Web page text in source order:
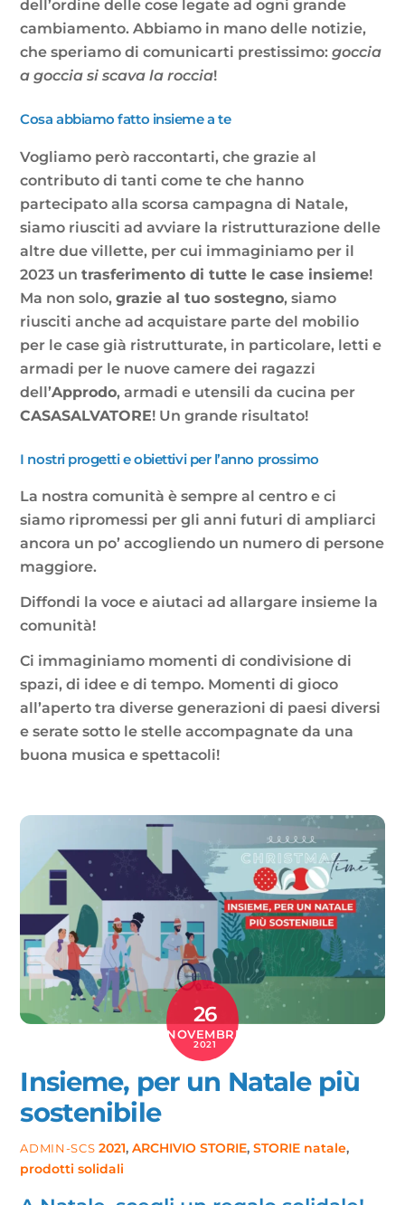
dell’ordine delle cose legate ad ogni grande
cambiamento. Abbiamo in mano delle notizie,
che speriamo di comunicarti prestissimo:goccia
a goccia si scava la roccia!
Cosa abbiamo fatto insieme a te
Vogliamo però raccontarti, che grazie al
contributo di tanti come te che hanno
partecipato alla scorsa campagna di Natale,
siamo riusciti ad avviare la ristrutturazione delle
altre due villette, per cui immaginiamo per il
2023 untrasferimento di tutte le case insieme!
Ma non solo,grazie al tuo sostegno, siamo
riusciti anche ad acquistare parte del mobilio
per le case già ristrutturate, in particolare, letti e
armadi per le nuove camere dei ragazzi
dell’Approdo, armadi e utensili da cucina per
CASASALVATORE! Un grande risultato!
I nostri progetti e obiettivi per l’anno prossimo
La nostra comunità è sempre al centro e ci
siamo ripromessi per gli anni futuri di ampliarci
ancora un po’ accogliendo un numero di persone
maggiore.
Diffondi la voce e aiutaci ad allargare insieme la
comunità!
Ci immaginiamo momenti di condivisione di
spazi, di idee e di tempo. Momenti di gioco
all’aperto tra diverse generazioni di paesi diversi
e serate sotto le stelle accompagnate da una
buona musica e spettacoli!
26
NOVEMBRE
2021
Insieme, per un Natale più
sostenibile
ADMIN-SCS 2021,ARCHIVIO STORIE,STORIE natale,
prodotti solidali